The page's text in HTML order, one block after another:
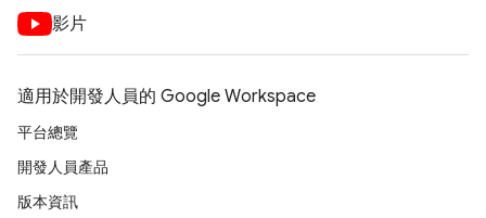
影片
適用於開發人員的 Google Workspace
平台總覽
開發人員產品
版本資訊